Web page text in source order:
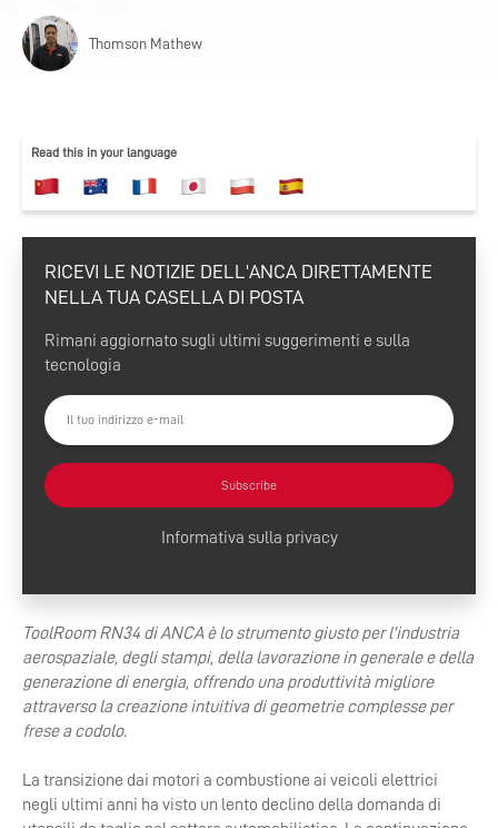
aiutano i clienti di tutto il
mondo a diversificarsi in
crescita e nel
mantenimento di una quota
di merc
Thomson Mathew
Read this in your language
RICEVI LE NOTIZIE DELL'ANCA DIRETTAMENTE
NELLA TUA CASELLA DI POSTA
Rimani aggiornato sugli ultimi suggerimenti e sulla
tecnologia
Subscribe
Informativa sulla privacy
ToolRoom RN34 di ANCA è lo strumento giusto per l'industria
aerospaziale, degli stampi, della lavorazione in generale e della
generazione di energia, offrendo una produttività migliore
attraverso la creazione intuitiva di geometrie complesse per
frese a codolo.
La transizione dai motori a combustione ai veicoli elettrici
negli ultimi anni ha visto un lento declino della domanda di